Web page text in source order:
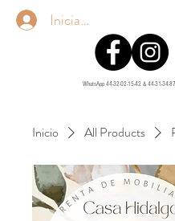
Iniciar sesión
WhatsApp 44-32-02-15-42 & 44-31-34-
Inicio All Products